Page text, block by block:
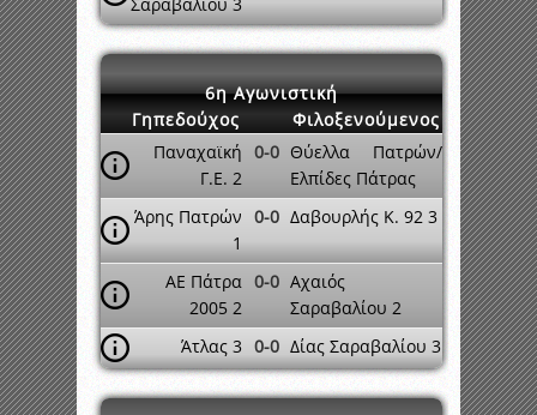
6η Αγωνιστική
Γηπεδούχος
Φιλοξενούμενος
Παναχαϊκή
Γ.Ε. 2
0-0 Θύελλα Πατρών/
Ελπίδες Πάτρας
Άρης Πατρών
1
0-0 Δαβουρλής Κ. 92 3
ΑΕ Πάτρα
2005 2
0-0 Αχαιός
Σαραβαλίου 2
Άτλας 3 0-0 Δίας Σαραβαλίου 3